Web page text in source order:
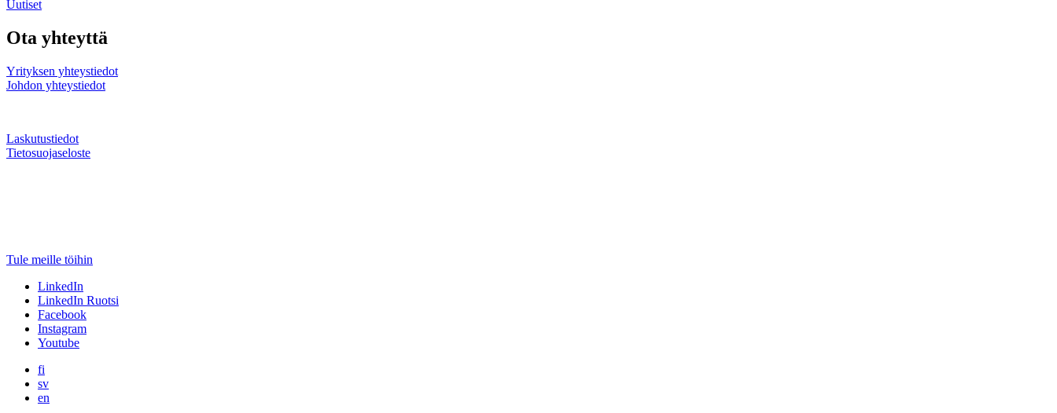
Uutiset
Ota yhteyttä
Yrityksen yhteystiedot
Johdon yhteystiedot
Laskutustiedot
Tietosuojaseloste
Tule meille töihin
LinkedIn
LinkedIn Ruotsi
Facebook
Instagram
Youtube
fi
sv
en